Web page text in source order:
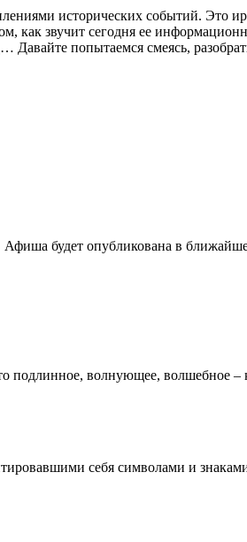
исторических событий. Это
как звучит сегодня ее
Давайте попытаемся смеясь,
Афиша будет опубликована в
подлинное, волнующее,
себя символами и